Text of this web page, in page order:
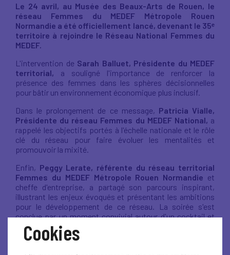
Le 24 avril, au Musée des Beaux-Arts de Rouen, le
réseau Femmes du MEDEF Métropole Rouen
Normandie a été officiellement lancé, devenant le 35ᵉ
territoire à rejoindre le Réseau National Femmes du
MEDEF.
L'intervention de Sarah Balluet, Présidente du MEDEF
territorial, a souligné l'importance de renforcer la
présence des femmes dans les sphères décisionnelles
pour bâtir un environnement économique plus inclusif.
Dans le prolongement de ce message, Patricia Vialle,
Présidente du réseau Femmes du MEDEF National, a
rappelé les objectifs portés à l'échelle nationale et le rôle
clé du réseau pour faire évoluer les mentalités et
promouvoir la mixité.
Enfin, Peggy Lerate, référente du réseau territorial
Femmes du MEDEF Métropole Rouen Normandie et
cheffe d'entreprise, a partagé son parcours inspirant,
illustrant les enjeux évoqués et présentant les ambitions
pour le développement de ce réseau. La soirée s'est
conclue par un moment convivial autour d'un cocktail et
d'une visite du musée, mettant en lumière la
représentation des femmes dans l'art.
Cookies